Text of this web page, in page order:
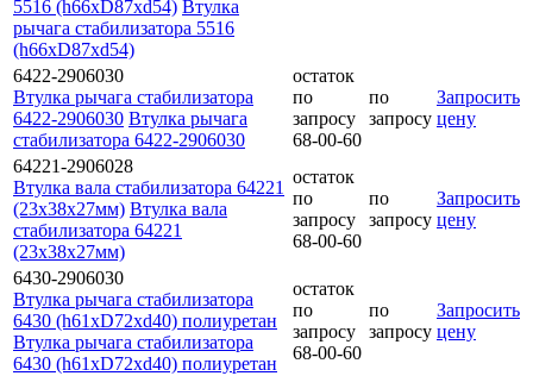
5516 (h66xD87xd54) Втулка
рычага стабилизатора 5516
(h66xD87xd54)
6422-2906030
Втулка рычага стабилизатора
6422-2906030 Втулка рычага
стабилизатора 6422-2906030
остаток
по
запросу
68-00-60
по
запросу
Запросить
цену
64221-2906028
Втулка вала стабилизатора 64221
(23х38х27мм) Втулка вала
стабилизатора 64221
(23х38х27мм)
остаток
по
запросу
68-00-60
по
запросу
Запросить
цену
6430-2906030
Втулка рычага стабилизатора
6430 (h61xD72хd40) полиуретан
Втулка рычага стабилизатора
6430 (h61xD72хd40) полиуретан
остаток
по
запросу
68-00-60
по
запросу
Запросить
цену